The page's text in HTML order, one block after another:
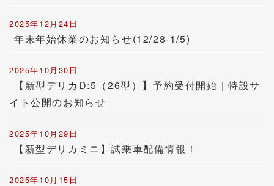
2025年12月24日
年末年始休業のお知らせ(12/28-1/5)
2025年10月30日
【新型デリカD:5（26型）】予約受付開始｜特設サ
イト公開のお知らせ
2025年10月29日
【新型デリカミニ】試乗車配備情報！
2025年10月15日